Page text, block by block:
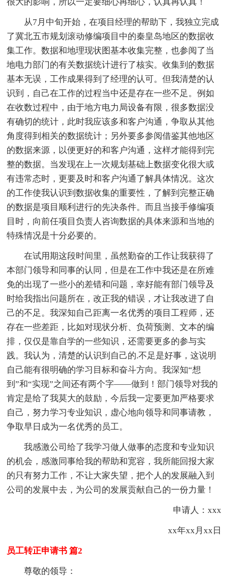
从7月中旬开始，在项目经理的帮助下，我独立完成
了冀北五市规划滚动修编项目中的秦皇岛地区的数据收
集工作。数据和地理现状图基本收集完整，也参阅了当
地电力部门的有关数据统计进行了核实。收集到的数据
基本无误，工作成果得到了经理的认可。但我清楚的认
识到，自己在工作的过程当中还是存在一些不足。例如
在收数过程中，由于地方电力局设备有限，很多数据没
有确切的统计，此时我应该多和客户沟通，争取从其他
角度得到相关的数据统计；另外要多参阅借鉴其他地区
的数据来源，以便更好的和客户沟通，这样才能得到完
整的数据。当发现在上一次规划基础上数据变化很大或
有违常态时，更要及时和客户沟通了解具体情况。这次
的工作使我认识到数据收集的重要性，了解到完整正确
的数据是项目顺利进行的先决条件。而且当接手修编项
目时，向前任项目负责人咨询数据的具体来源和当地的
特殊情况是十分必要的。
在试用期这段时间里，虽然勤奋的工作让我获得了
本部门领导和同事的认同，但是在工作中我还是在所难
免的出现了一些小的差错和问题，幸好能有部门领导及
时给我指出问题所在，改正我的错误，才让我改进了自
己的不足。我深知自己距离一名优秀的项目工程师，还
存在一些差距，比如对现状分析、负荷预测、文本的编
排，仅仅是靠自学的一些知识，还需要更多的参与实
践。我认为，清楚的认识到自己的.不足是好事，这说明
自己能有很明确的学习目标和奋斗方向。我深知“想
到”和“实现”之间还有两个字——做到！部门领导对我的
肯定是给了我莫大的鼓励，今后我一定要更加严格要求
自己，努力学习专业知识，虚心地向领导和同事请教，
争取早日成为一名优秀的员工。
我感激公司给了我学习做人做事的态度和专业知识
的机会，感激同事给我的帮助和宽容，我所能回报大家
的只有努力工作，不让大家失望，把个人的发展融入到
公司的发展中去，为公司的发展贡献自己的一份力量！
申请人：xxx
xx年xx月xx日
员工转正申请书 篇2
尊敬的领导：